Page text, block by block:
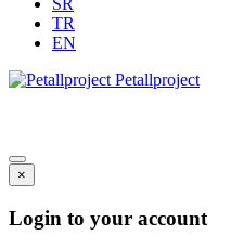
SR
TR
EN
Petallproject
×
Login to your account